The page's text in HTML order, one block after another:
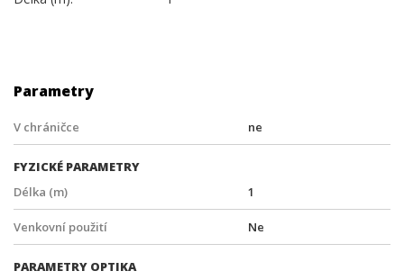
Parametry
V chráničce ne
FYZICKÉ PARAMETRY
Délka (m)
1
Venkovní použití Ne
PARAMETRY OPTIKA